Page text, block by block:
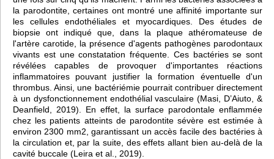
la parodontite, certaines ont montré une affinité importante sur
les cellules endothéliales et myocardiques. Des études de
biopsie ont indiqué que, dans la plaque athéromateuse de
l'artère carotide, la présence d'agents pathogènes parodontaux
vivants est une constatation fréquente. Ces bactéries se sont
révélées capables de provoquer d'importantes réactions
inflammatoires pouvant justifier la formation éventuelle d'un
thrombus. Ainsi, une bactériémie pourrait contribuer directement
à un dysfonctionnement endothélial vasculaire (Masi, D’Aiuto, &
Deanfield, 2019). En effet, la surface parodontale enflammée
chez les patients atteints de parodontite sévère est estimée à
environ 2300 mm2, garantissant un accès facile des bactéries à
la circulation et, par la suite, des effets allant bien au-delà de la
cavité buccale (Leira et al., 2019).